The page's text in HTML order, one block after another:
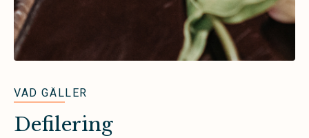
VAD GÄLLER
Defilering